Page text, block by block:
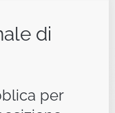
di
per